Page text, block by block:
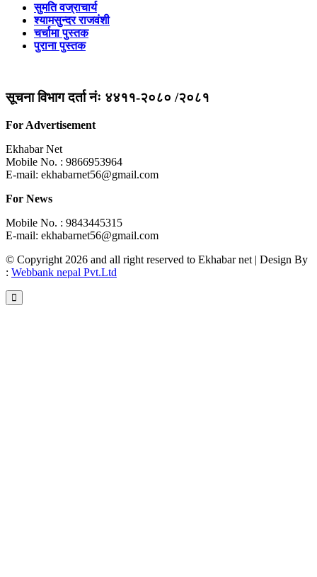
सुमति वज्राचार्य
श्यामसुन्दर राजवंशी
चर्चामा पुस्तक
पुराना पुस्तक
सूचना विभाग दर्ता नंः ४४११-२०८० /२०८१
For Advertisement
Ekhabar Net
Mobile No. : 9866953964
E-mail: ekhabarnet56@gmail.com
For News
Mobile No. : 9843445315
E-mail: ekhabarnet56@gmail.com
© Copyright 2026 and all right reserved to Ekhabar net | Design By
: Webbank nepal Pvt.Ltd